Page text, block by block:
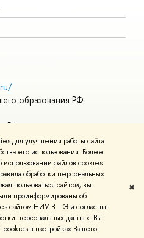
для улучшения работы сайта
его использования. Более
файлов cookies
обработки персональных
пользоваться сайтом, вы
проинформированы об
сайтом НИУ ВШЭ и согласны
персональных данных. Вы
в настройках Вашего
✖
образования РФ
РФ
курсы
и контактыУсловия
конфиденциальности
вШколе дизайна НИУ